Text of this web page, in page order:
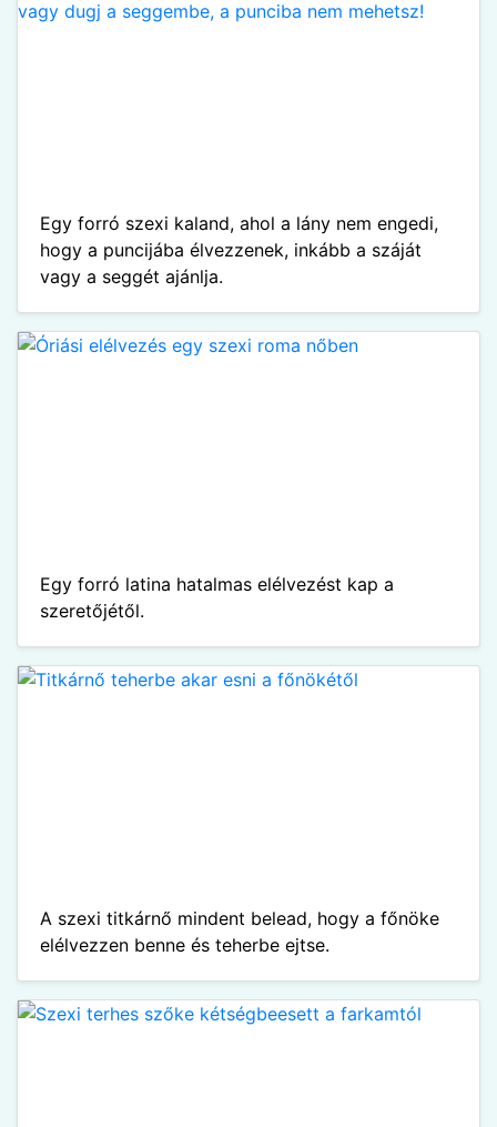
Egy forró szexi kaland, ahol a lány nem engedi,
hogy a puncijába élvezzenek, inkább a száját
vagy a seggét ajánlja.
Egy forró latina hatalmas elélvezést kap a
szeretőjétől.
A szexi titkárnő mindent belead, hogy a főnöke
elélvezzen benne és teherbe ejtse.